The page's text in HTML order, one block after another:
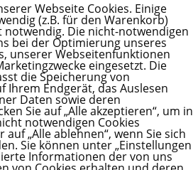
Webseite Cookies. Einige
(z.B. für den Warenkorb)
notwendig. Die nicht-notwendigen
bei der Optimierung unseres
unserer Webseitenfunktionen
eingesetzt. Die
die Speicherung von
Ihrem Endgerät, das Auslesen
Daten sowie deren
Sie auf „Alle akzeptieren“, um in
notwendigen Cookies
„Alle ablehnen“, wenn Sie sich
Sie können unter „Einstellungen
Informationen der von uns